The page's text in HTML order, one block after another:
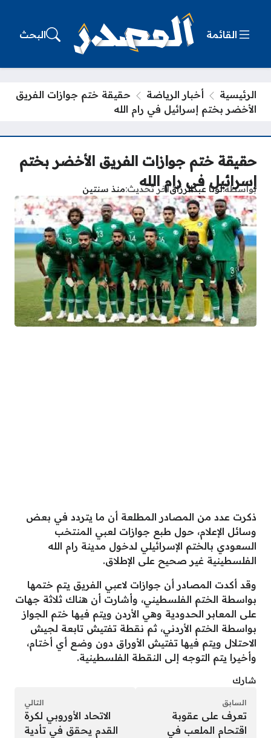
القائمة البحث
الرئيسية أخبار الرياضة
حقيقة ختم جوازات الفريق
الأخضر بختم إسرائيل في رام الله
حقيقة ختم جوازات الفريق الأخضر بختم
إسرائيل في رام الله
بواسطةلونا عبدالرزاقآخر تحديث منذ سنتين
ذكرت عدد من المصادر المطلعة أن ما يتردد في بعض
وسائل الإعلام، حول طبع جوازات لعبي المنتخب
السعودي بالختم الإسرائيلي لدخول مدينة رام الله
الفلسطينية غير صحيح على الإطلاق.
وقد أكدت المصادر أن جوازات لاعبي الفريق يتم ختمها
بواسطة الختم الفلسطيني، وأشارت أن هناك ثلاثة جهات
على المعابر الحدودية وهي الأردن ويتم فيها ختم الجواز
بواسطة الختم الأردني، ثم نقطة تفتيش تابعة لجيش
الاحتلال ويتم فيها تفتيش الأوراق دون وضع أي أختام،
وأخيرا يتم التوجه إلى النقطة الفلسطينية.
شارك
السابق
تعرف على عقوبة
اقتحام الملعب في
التالي
الاتحاد الأوروبي لكرة
القدم يحقق في تأدية